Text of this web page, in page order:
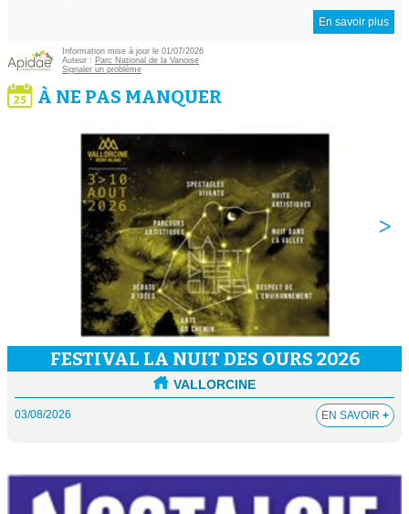
En savoir plus
Information mise à jour le 01/07/2026
Auteur : Parc National de la Vanoise
Signaler un problème
À NE PAS MANQUER
FESTIVAL LA NUIT DES OURS 2026
VALLORCINE
03/08/2026 EN SAVOIR +